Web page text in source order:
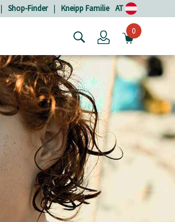
| Shop-Finder | Kneipp Familie AT
Login0